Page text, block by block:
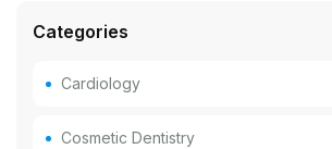
Categories
Cardiology
Cosmetic Dentistry